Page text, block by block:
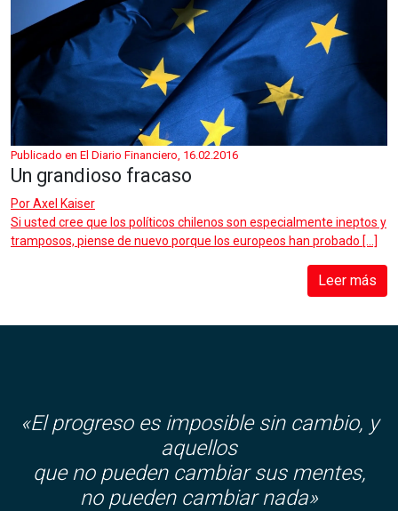
Publicado en El Diario Financiero, 16.02.2016
Un grandioso fracaso
PorAxel Kaiser
Si usted cree que los políticos chilenos son especialmente ineptos y
tramposos, piense de nuevo porque los europeos han probado […]
Leer más
«El progreso es imposible sin cambio, y
aquellos
que no pueden cambiar sus mentes,
no pueden cambiar nada»